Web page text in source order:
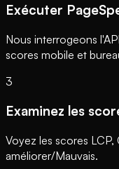
Exécuter
Nous interrogeons
scores mobile et
3
Examinez les
Voyez les scores
améliorer/Mauvais.